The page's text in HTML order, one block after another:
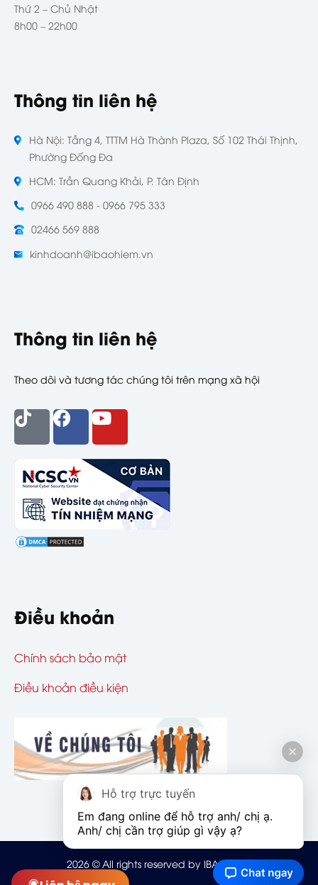
Thứ 2 – Chủ Nhật
8h00 – 22h00
Thông tin liên hệ
Hà Nội: Tầng 4, TTTM Hà Thành Plaza, Số 102 Thái Thịnh,
Phường Đống Đa
HCM: Trần Quang Khải, P. Tân Định
0966 490 888 - 0966 795 333
02466 569 888
kinhdoanh@ibaohiem.vn
Thông tin liên hệ
Theo dõi và tương tác chúng tôi trên mạng xã hội
Điều khoản
Chính sách bảo mật
Điều khoản điều kiện
2026 © All rights reserved by IBAOHIEM
Hỗ trợ trực tuyến
Em đang online để hỗ trợ anh/ chị ạ.
Anh/ chị cần trợ giúp gì vậy ạ?